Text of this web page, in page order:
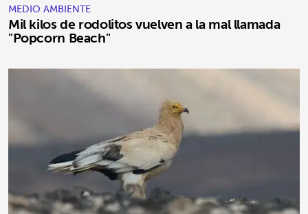
MEDIO AMBIENTE
Mil kilos de rodolitos vuelven a la mal llamada
"Popcorn Beach"